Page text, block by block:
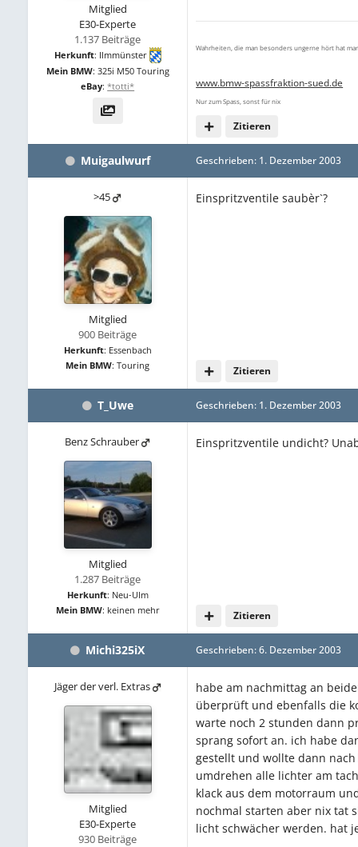
Mitglied
E30-Experte
1.137 Beiträge
Herkunft: Ilmmünster
Mein BMW: 325i M50 Touring
eBay: *totti*
Zitieren
Wahrheiten, die man besonders ungerne hört hat
www.bmw-spassfraktion-sued.de
Nur zum Spass, sonst für nix
Muigaulwurf
>45
Mitglied
900 Beiträge
Herkunft: Essenbach
Mein BMW: Touring
Geschrieben: 1. Dezember 2003
Einspritzventile saubèr`?
Zitieren
T_Uwe
Benz Schrauber
Mitglied
1.287 Beiträge
Herkunft: Neu-Ulm
Mein BMW: keinen mehr
Geschrieben: 1. Dezember 2003
Einspritzventile undicht?
Zitieren
Michi325iX
Jäger der verl. Extras
Mitglied
E30-Experte
930 Beiträge
Geschrieben:6. Dezember 2003
habe am nachmittag an
überprüft und ebenfalls die
warte noch 2 stunden dann
sprang sofort an. ich habe
gestellt und wollte dann
umdrehen alle lichter am
klack aus dem motorraum
nochmal starten aber nix tat
licht schwächer werden. hat